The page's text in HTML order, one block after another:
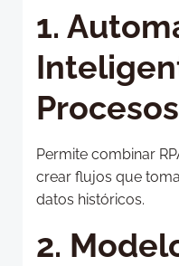
1.
Permite combinar
crear flujos que
datos históricos.
2.